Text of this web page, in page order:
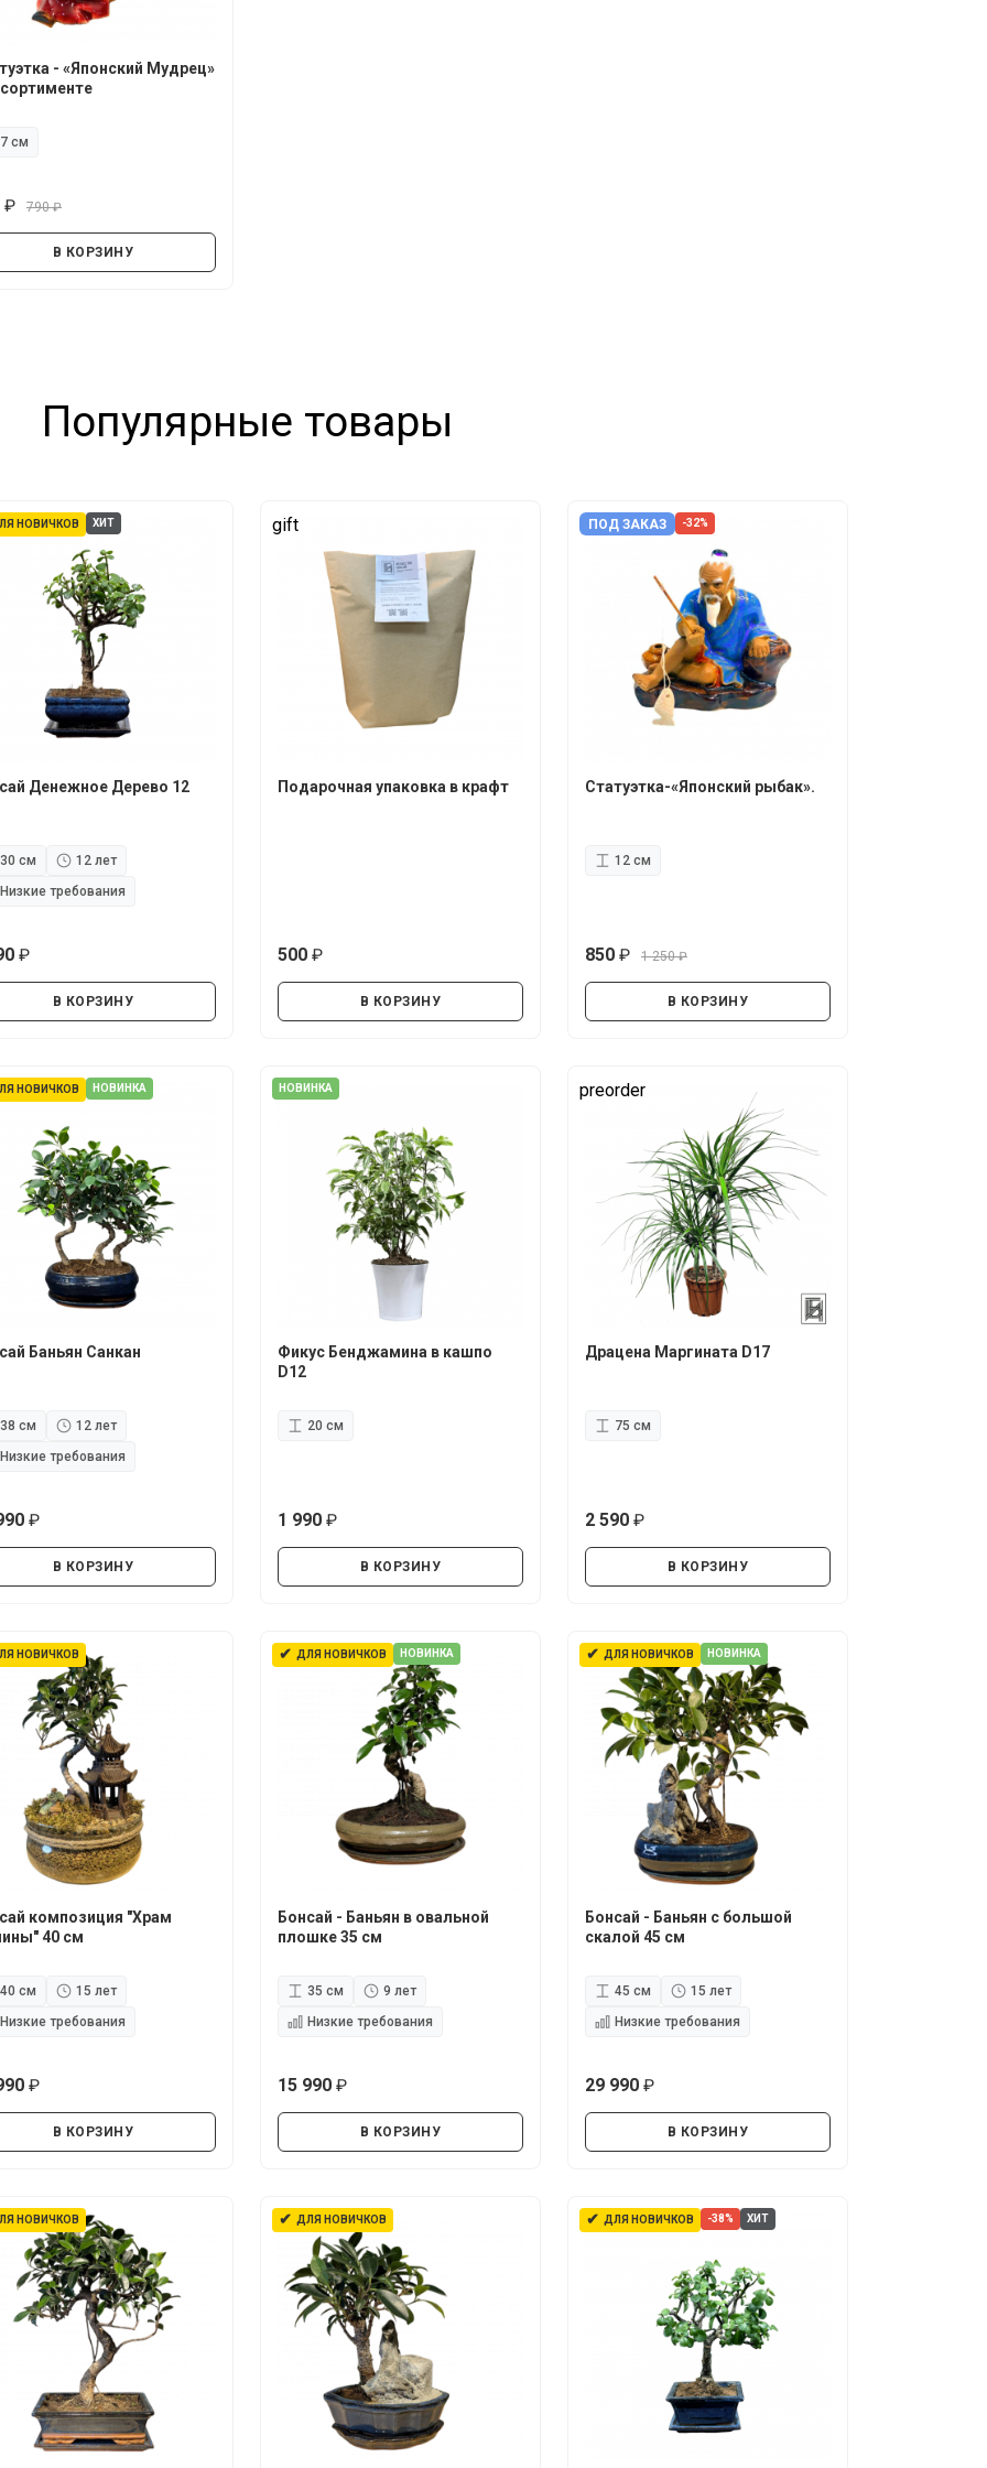
- «Японский Мудрец»
7 см
790
В КОРЗИНУ
Популярные товары
НОВИЧКОВ ХИТ
Денежное Дерево 12
30 см
12 лет
Низкие требования
В КОРЗИНУ
gift
Подарочная упаковка в крафт
500
В КОРЗИНУ
ПОД ЗАКАЗ -32%
Статуэтка-«Японский рыбак».
12 см
850
1 250
В КОРЗИНУ
НОВИЧКОВ НОВИНКА
Баньян Санкан
38 см
12 лет
Низкие требования
В КОРЗИНУ
НОВИНКА
Фикус Бенджамина в кашпо
D12
20 см
1 990
В КОРЗИНУ
preorder
Драцена Маргината D17
75 см
2 590
В КОРЗИНУ
НОВИЧКОВ
композиция "Храм
40 см
40 см
15 лет
Низкие требования
В КОРЗИНУ
✔ ДЛЯ НОВИЧКОВ НОВИНКА
Бонсай - Баньян в овальной
плошке 35 см
35 см
9 лет
Низкие требования
15 990
В КОРЗИНУ
✔ ДЛЯ НОВИЧКОВ НОВИНКА
Бонсай - Баньян с большой
скалой 45 см
45 см
15 лет
Низкие требования
29 990
В КОРЗИНУ
НОВИЧКОВ ✔ ДЛЯ НОВИЧКОВ ✔ ДЛЯ НОВИЧКОВ -38% ХИТ